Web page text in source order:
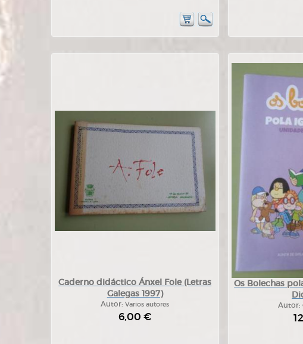
Caderno didáctico Ánxel Fole (Letras
Galegas 1997)
Autor:Varios autores
6,00 €
Os Bolechas
Autor: